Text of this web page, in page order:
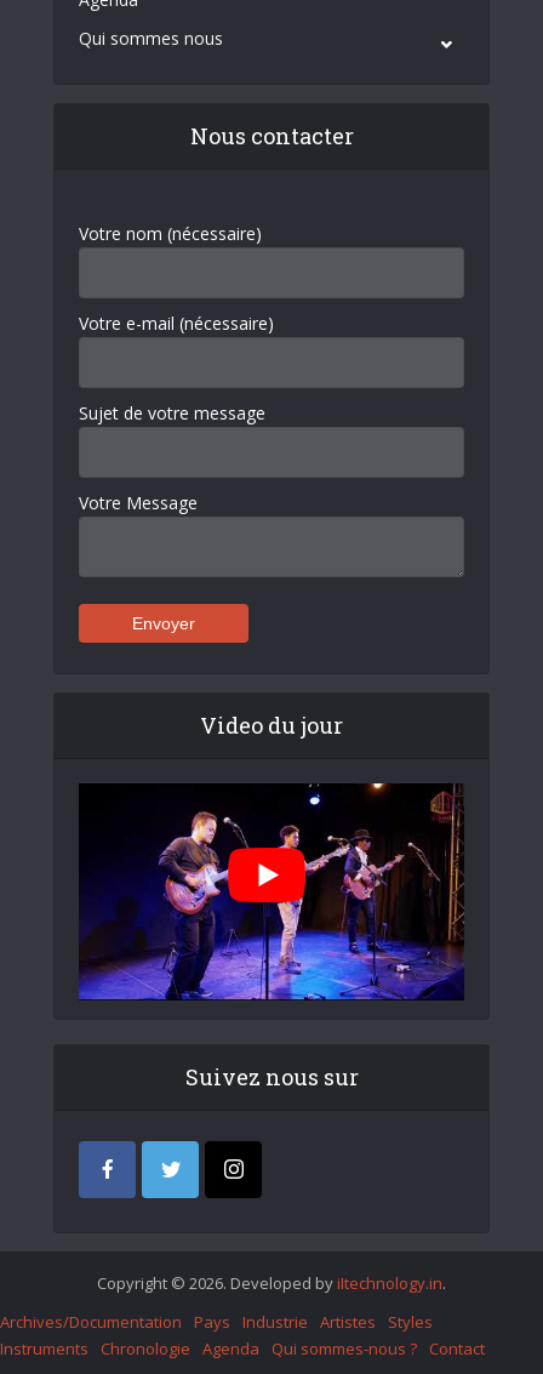
Qui sommes nous
Nous contacter
Votre nom (nécessaire)
Votre e-mail (nécessaire)
Sujet de votre message
Votre Message
Video du jour
Suivez nous sur
Copyright © 2026. Developed by iItechnology.in.
Archives/Documentation
Pays Industrie Artistes
Styles
Instruments
Chronologie Agenda Qui sommes-nous ? Contact